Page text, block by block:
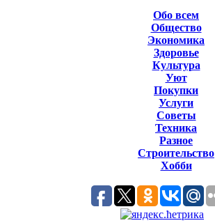
Обо всем
Общество
Экономика
Здоровье
Культура
Уют
Покупки
Услуги
Советы
Техника
Разное
Строительство
Хобби